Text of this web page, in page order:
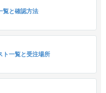
覧と確認方法
ト一覧と受注場所